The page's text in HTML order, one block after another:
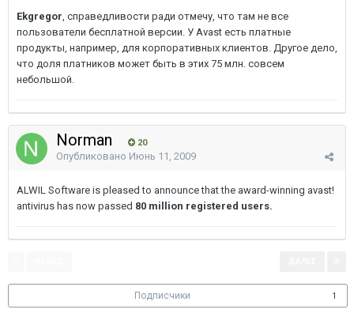
Ekgregor, справедливости ради отмечу, что там не все
пользователи бесплатной версии. У Avast есть платные
продукты, например, для корпоративных клиентов. Другое дело,
что доля платников может быть в этих 75 млн. совсем
небольшой.
Norman 20
Опубликовано Июнь 11, 2009
ALWIL Software is pleased to announce that the award-winning avast!
antivirus has now passed 80 million registered users.
Подписчики 1